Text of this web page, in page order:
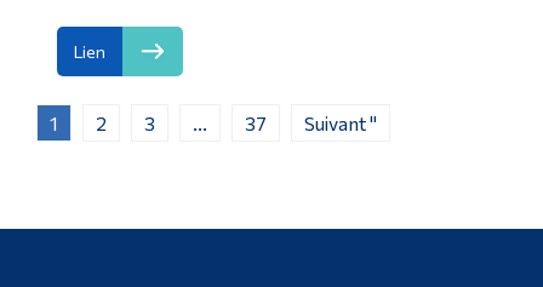
Lien
1 2 3 ... 37 Suivant "